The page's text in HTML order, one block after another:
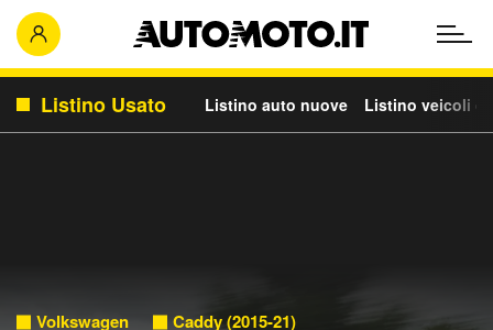
Listino Usato Listino auto nuove Listino veicoli
Volkswagen Caddy (2015-21)